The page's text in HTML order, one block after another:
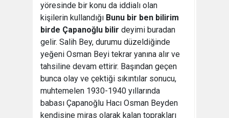
yöresinde bir konu da iddialı olan
kişilerin kullandığı Bunu bir ben bilirim
birde Çapanoğlu bilir  deyimi buradan
gelir. Salih Bey, durumu düzeldiğinde
yeğeni Osman Beyi tekrar yanına alır ve
tahsiline devam ettirir. Başından geçen
bunca olay ve çektiği sıkıntılar sonucu,
muhtemelen 1930-1940 yıllarında
babası Çapanoğlu Hacı Osman Beyden
kendisine miras olarak kalan toprakları